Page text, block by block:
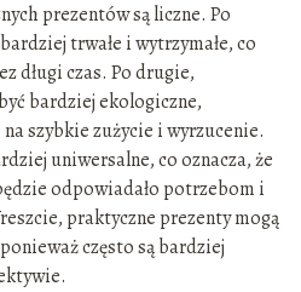
prezentów są liczne. Po
trwałe i wytrzymałe, co
długi czas. Po drugie,
bardziej ekologiczne,
szybkie zużycie i wyrzucenie.
uniwersalne, co oznacza, że
odpowiadało potrzebom i
praktyczne prezenty mogą
często są bardziej